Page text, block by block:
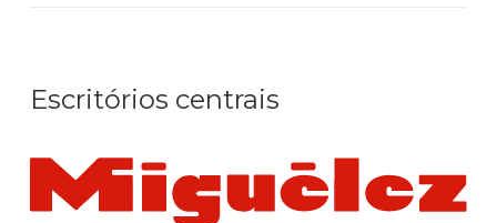
Escritórios centrais